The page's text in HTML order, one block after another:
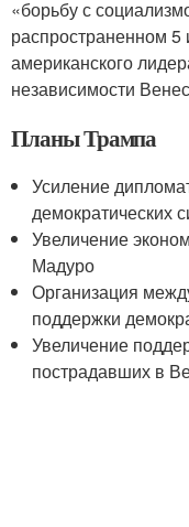
«борьбу с
распространенном
американского
независимости
Планы Трампа
Усиление
демократических
Увеличение
Мадуро
Организация
поддержки
Увеличение
пострадавших в